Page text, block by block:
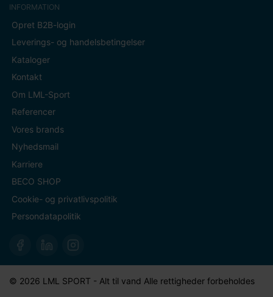
INFORMATION
Opret B2B-login
Leverings- og handelsbetingelser
Kataloger
Kontakt
Om LML-Sport
Referencer
Vores brands
Nyhedsmail
Karriere
BECO SHOP
Cookie- og privatlivspolitik
Persondatapolitik
© 2026 LML SPORT - Alt til vand Alle rettigheder forbeholdes